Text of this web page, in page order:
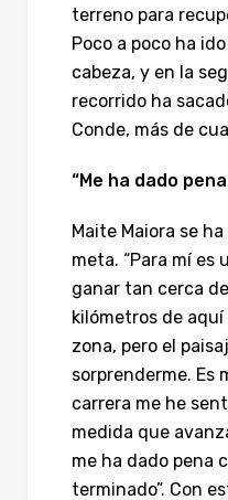
terreno para
Poco a poco ha
cabeza, y en la
recorrido ha
Conde, más de
“Me ha dado
Maite Maiora se
meta. “Para mí es
ganar tan cerca
kilómetros de
zona, pero el
sorprenderme. Es
carrera me he
medida que
me ha dado pena
terminado”. Con